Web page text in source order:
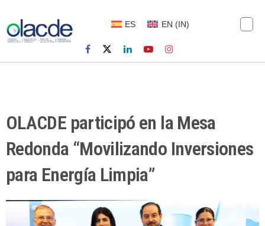
ES EN (IN)
OLACDE participó en la Mesa
Redonda “Movilizando Inversiones
para Energía Limpia”